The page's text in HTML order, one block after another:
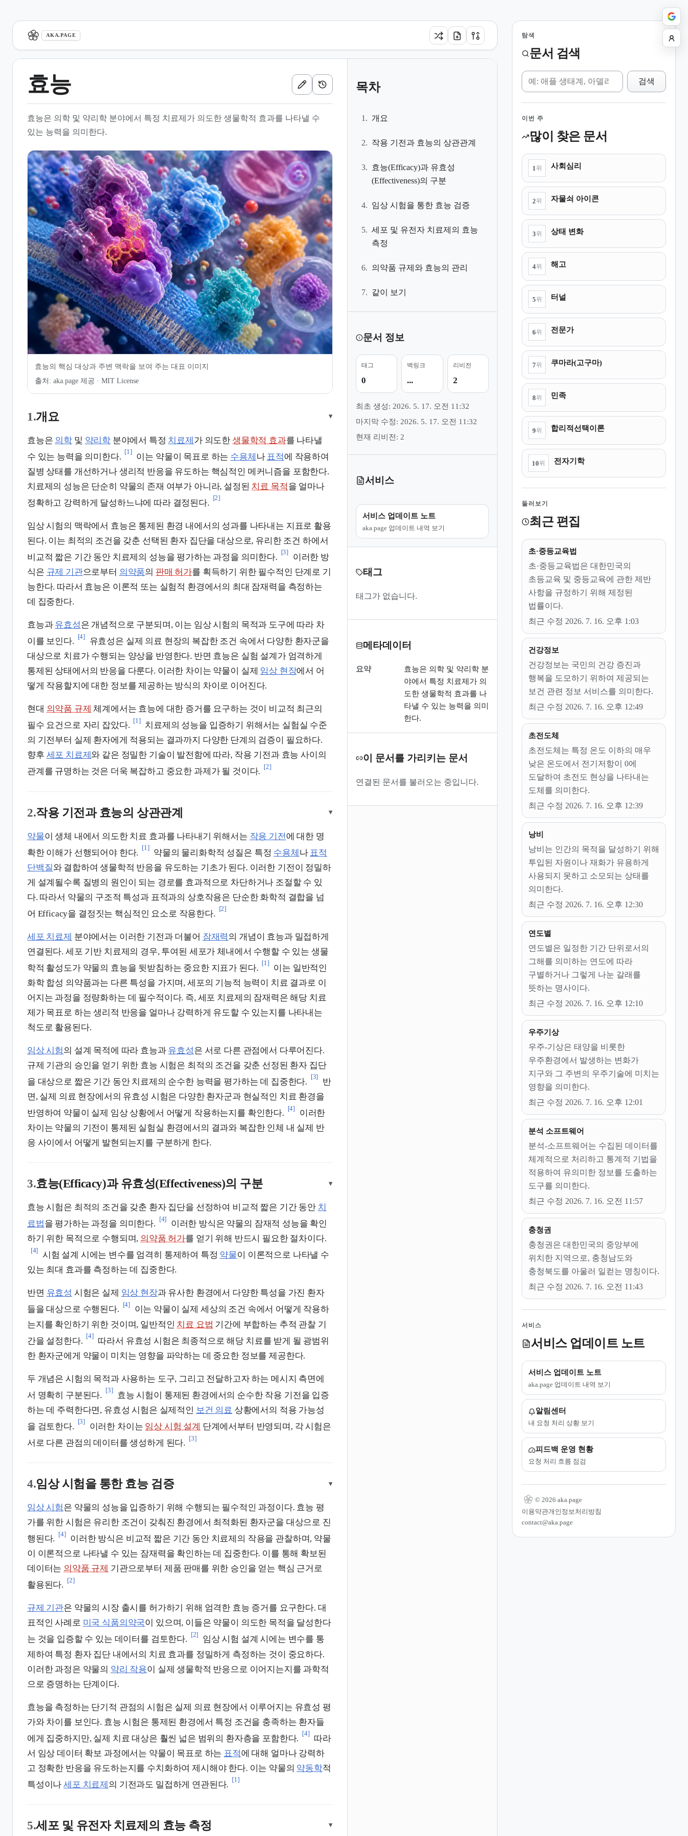
AKA.PAGE
효능
효능은 의학 및 약리학 분야에서 특정 치료제가 의도한 생물학적 효과를 나타낼 수
있는 능력을 의미한다.
효능의 핵심 대상과 주변 맥락을 보여 주는 대표 이미지
출처: aka.page 제공 · MIT License
1.개요 ▾
효능은 의학 및 약리학 분야에서 특정 치료제 가 의도한 생물학적 효과를 나타낼
수 있는 능력을 의미한다.
[1]
이는 약물이 목표로 하는 수용체 나 표적에 작용하여
질병 상태를 개선하거나 생리적 반응을 유도하는 핵심적인 메커니즘을 포함한다.
치료제의 성능은 단순히 약물의 존재 여부가 아니라, 설정된 치료 목적을 얼마나
정확하고 강력하게 달성하느냐에 따라 결정된다.
[2]
임상 시험의 맥락에서 효능은 통제된 환경 내에서의 성과를 나타내는 지표로 활용
된다. 이는 최적의 조건을 갖춘 선택된 환자 집단을 대상으로, 유리한 조건 하에서
비교적 짧은 기간 동안 치료제의 성능을 평가하는 과정을 의미한다.
[3]
이러한 방
식은 규제 기관으로부터 의약품의 판매 허가를 획득하기 위한 필수적인 단계로 기
능한다. 따라서 효능은 이론적 또는 실험적 환경에서의 최대 잠재력을 측정하는
데 집중한다.
효능과 유효성은 개념적으로 구분되며, 이는 임상 시험의 목적과 도구에 따라 차
이를 보인다.
[4]
유효성은 실제 의료 현장의 복잡한 조건 속에서 다양한 환자군을
대상으로 치료가 수행되는 양상을 반영한다. 반면 효능은 실험 설계가 엄격하게
통제된 상태에서의 반응을 다룬다. 이러한 차이는 약물이 실제 임상 현장에서 어
떻게 작용할지에 대한 정보를 제공하는 방식의 차이로 이어진다.
현대 의약품 규제 체계에서는 효능에 대한 증거를 요구하는 것이 비교적 최근의
필수 요건으로 자리 잡았다.
[1]
치료제의 성능을 입증하기 위해서는 실험실 수준
의 기전부터 실제 환자에게 적용되는 결과까지 다양한 단계의 검증이 필요하다.
향후 세포 치료제 와 같은 정밀한 기술이 발전함에 따라, 작용 기전과 효능 사이의
관계를 규명하는 것은 더욱 복잡하고 중요한 과제가 될 것이다.
[2]
2.작용 기전과 효능의 상관관계 ▾
약물이 생체 내에서 의도한 치료 효과를 나타내기 위해서는 작용 기전 에 대한 명
확한 이해가 선행되어야 한다.
[1]
약물의 물리화학적 성질은 특정 수용체 나 표적
단백질와 결합하여 생물학적 반응을 유도하는 기초가 된다. 이러한 기전이 정밀하
게 설계될수록 질병의 원인이 되는 경로를 효과적으로 차단하거나 조절할 수 있
다. 따라서 약물의 구조적 특성과 표적과의 상호작용은 단순한 화학적 결합을 넘
어 Efficacy을 결정짓는 핵심적인 요소로 작용한다.
[2]
세포 치료제 분야에서는 이러한 기전과 더불어 잠재력의 개념이 효능과 밀접하게
연결된다. 세포 기반 치료제의 경우, 투여된 세포가 체내에서 수행할 수 있는 생물
학적 활성도가 약물의 효능을 뒷받침하는 중요한 지표가 된다.
[1]
이는 일반적인
화학 합성 의약품과는 다른 특성을 가지며, 세포의 기능적 능력이 치료 결과로 이
어지는 과정을 정량화하는 데 필수적이다. 즉, 세포 치료제의 잠재력은 해당 치료
제가 목표로 하는 생리적 반응을 얼마나 강력하게 유도할 수 있는지를 나타내는
척도로 활용된다.
임상 시험의 설계 목적에 따라 효능과 유효성은 서로 다른 관점에서 다루어진다.
규제 기관의 승인을 얻기 위한 효능 시험은 최적의 조건을 갖춘 선정된 환자 집단
을 대상으로 짧은 기간 동안 치료제의 순수한 능력을 평가하는 데 집중한다.
[3]
반
면, 실제 의료 현장에서의 유효성 시험은 다양한 환자군과 현실적인 치료 환경을
반영하여 약물이 실제 임상 상황에서 어떻게 작용하는지를 확인한다.
[4]
이러한
차이는 약물의 기전이 통제된 실험실 환경에서의 결과와 복잡한 인체 내 실제 반
응 사이에서 어떻게 발현되는지를 구분하게 한다.
3.효능(Efficacy)과 유효성(Effectiveness)의 구분 ▾
효능 시험은 최적의 조건을 갖춘 환자 집단을 선정하여 비교적 짧은 기간 동안 치
료법을 평가하는 과정을 의미한다.
[4]
이러한 방식은 약물의 잠재적 성능을 확인
하기 위한 목적으로 수행되며, 의약품 허가를 얻기 위해 반드시 필요한 절차이다.
[4]
시험 설계 시에는 변수를 엄격히 통제하여 특정 약물이 이론적으로 나타낼 수
있는 최대 효과를 측정하는 데 집중한다.
반면 유효성 시험은 실제 임상 현장과 유사한 환경에서 다양한 특성을 가진 환자
들을 대상으로 수행된다.
[4]
이는 약물이 실제 세상의 조건 속에서 어떻게 작용하
는지를 확인하기 위한 것이며, 일반적인 치료 요법 기간에 부합하는 추적 관찰 기
간을 설정한다.
[4]
따라서 유효성 시험은 최종적으로 해당 치료를 받게 될 광범위
한 환자군에게 약물이 미치는 영향을 파악하는 데 중요한 정보를 제공한다.
두 개념은 시험의 목적과 사용하는 도구, 그리고 전달하고자 하는 메시지 측면에
서 명확히 구분된다.
[3]
효능 시험이 통제된 환경에서의 순수한 작용 기전을 입증
하는 데 주력한다면, 유효성 시험은 실제적인 보건 의료 상황에서의 적용 가능성
을 검토한다.
[3]
이러한 차이는 임상 시험 설계 단계에서부터 반영되며, 각 시험은
서로 다른 관점의 데이터를 생성하게 된다.
[3]
4.임상 시험을 통한 효능 검증 ▾
임상 시험은 약물의 성능을 입증하기 위해 수행되는 필수적인 과정이다. 효능 평
가를 위한 시험은 유리한 조건이 갖춰진 환경에서 최적화된 환자군을 대상으로 진
행된다.
[4]
이러한 방식은 비교적 짧은 기간 동안 치료제의 작용을 관찰하며, 약물
이 이론적으로 나타낼 수 있는 잠재력을 확인하는 데 집중한다. 이를 통해 확보된
데이터는 의약품 규제
기관으로부터 제품 판매를 위한 승인을 얻는 핵심 근거로
활용된다.
[2]
규제 기관은 약물의 시장 출시를 허가하기 위해 엄격한 효능 증거를 요구한다. 대
표적인 사례로 미국 식품의약국이 있으며, 이들은 약물이 의도한 목적을 달성한다
는 것을 입증할 수 있는 데이터를 검토한다.
[2]
임상 시험 설계 시에는 변수를 통
제하여 특정 환자 집단 내에서의 치료 효과를 정밀하게 측정하는 것이 중요하다.
이러한 과정은 약물의 약리 작용이 실제 생물학적 반응으로 이어지는지를 과학적
으로 증명하는 단계이다.
효능을 측정하는 단기적 관점의 시험은 실제 의료 현장에서 이루어지는 유효성 평
가와 차이를 보인다. 효능 시험은 통제된 환경에서 특정 조건을 충족하는 환자들
에게 집중하지만, 실제 치료 대상은 훨씬 넓은 범위의 환자층을 포함한다.
[4]
따라
서 임상 데이터 확보 과정에서는 약물이 목표로 하는 표적에 대해 얼마나 강력하
고 정확한 반응을 유도하는지를 수치화하여 제시해야 한다. 이는 약물의 약동학적
특성이나세포 치료제 의 기전과도 밀접하게 연관된다.
[1]
5.세포 및 유전자 치료제의 효능 측정 ▾
목차
1. 개요
2. 작용 기전과 효능의 상관관계
3.
효능(Efficacy)과 유효성
(Effectiveness)의 구분
4. 임상 시험을 통한 효능 검증
5. 세포 및 유전자 치료제의 효능
측정
6. 의약품 규제와 효능의 관리
7. 같이 보기
문서 정보
태그
0
백링크
...
리비전
2
최초 생성: 2026. 5. 17. 오전 11:32
마지막 수정: 2026. 5. 17. 오전 11:32
현재 리비전: 2
서비스
서비스 업데이트 노트
aka.page 업데이트 내역 보기
태그
태그가 없습니다.
메타데이터
요약
효능은 의학 및 약리학 분
야에서 특정 치료제가 의
도한 생물학적 효과를 나
타낼 수 있는 능력을 의미
한다.
이 문서를 가리키는 문서
연결된 문서를 불러오는 중입니다.
개요
작용 기전과 효능의 상관관계
효능(Efficacy)과 유효성
(Effectiveness)의 구분
임상 시험을 통한 효능 검증
세포 및 유전자 치료제의 효능
측정
의약품 규제와 효능의 관리
같이 보기
탐색
문서 검색
위키 검색
검색
이번 주
많이 찾은 문서
1 위 사회심리
2위 자물쇠 아이콘
3위 상태 변화
4위 해고
5위 터널
6위 전문가
7위 쿠마라(고구마)
8위 민족
9위 합리적선택이론
10위 전자기학
둘러보기
최근 편집
초·중등교육법
초·중등교육법은 대한민국의
초등교육 및 중등교육에 관한 제반
사항을 규정하기 위해 제정된
법률이다.
최근 수정 2026. 7. 16. 오후 1:03
건강정보
건강정보는 국민의 건강 증진과
행복을 도모하기 위하여 제공되는
보건 관련 정보 서비스를 의미한다.
최근 수정 2026. 7. 16. 오후 12:49
초전도체
초전도체는 특정 온도 이하의 매우
낮은 온도에서 전기저항이 0에
도달하여 초전도 현상을 나타내는
도체를 의미한다.
최근 수정 2026. 7. 16. 오후 12:39
낭비
낭비는 인간의 목적을 달성하기 위해
투입된 자원이나 재화가 유용하게
사용되지 못하고 소모되는 상태를
의미한다.
최근 수정 2026. 7. 16. 오후 12:30
연도별
연도별은 일정한 기간 단위로서의
그해를 의미하는 연도에 따라
구별하거나 그렇게 나눈 갈래를
뜻하는 명사이다.
최근 수정 2026. 7. 16. 오후 12:10
우주기상
우주-기상은 태양을 비롯한
우주환경에서 발생하는 변화가
지구와 그 주변의 우주기술에 미치는
영향을 의미한다.
최근 수정 2026. 7. 16. 오후 12:01
분석 소프트웨어
분석-소프트웨어는 수집된 데이터를
체계적으로 처리하고 통계적 기법을
적용하여 유의미한 정보를 도출하는
도구를 의미한다.
최근 수정 2026. 7. 16. 오전 11:57
충청권
충청권은 대한민국의 중앙부에
위치한 지역으로, 충청남도와
충청북도를 아울러 일컫는 명칭이다.
최근 수정 2026. 7. 16. 오전 11:43
서비스
서비스 업데이트 노트
서비스 업데이트 노트
aka.page 업데이트 내역 보기
알림센터
내 요청 처리 상황 보기
피드백 운영 현황
요청 처리 흐름 점검
© 2026 aka.page
이용약관개인정보처리방침
contact@aka.page